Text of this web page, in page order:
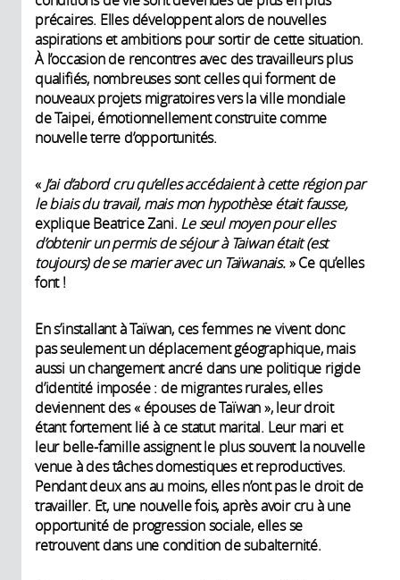
précaires. Elles développent alors de nouvelles
aspirations et ambitions pour sortir de cette situation.
À l’occasion de rencontres avec des travailleurs plus
qualifiés, nombreuses sont celles qui forment de
nouveaux projets migratoires vers la ville mondiale
de Taipei, émotionnellement construite comme
nouvelle terre d’opportunités.
« J’ai d’abord cru qu’elles accédaient à cette région par
le biais du travail, mais mon hypothèse était fausse,
explique Beatrice Zani. Le seul moyen pour elles
d’obtenir un permis de séjour à Taiwan était (est
toujours) de se marier avec un Taïwanais.» Ce qu’elles
font !
En s’installant à Taïwan, ces femmes ne vivent donc
pas seulement un déplacement géographique, mais
aussi un changement ancré dans une politique rigide
d’identité imposée : de migrantes rurales, elles
deviennent des « épouses de Taïwan », leur droit
étant fortement lié à ce statut marital. Leur mari et
leur belle-famille assignent le plus souvent la nouvelle
venue à des tâches domestiques et reproductives.
Pendant deux ans au moins, elles n’ont pas le droit de
travailler. Et, une nouvelle fois, après avoir cru à une
opportunité de progression sociale, elles se
retrouvent dans une condition de subalternité.